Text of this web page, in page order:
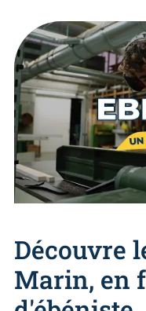
Découvre
Marin, en